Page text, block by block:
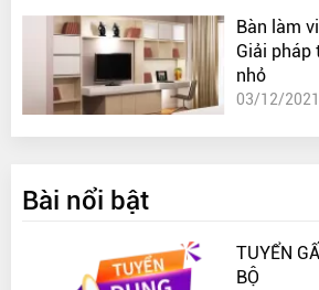
Bàn làm
Giải pháp
nhỏ
03/12/2021
Bài nổi bật
TUYỂN
BỘ